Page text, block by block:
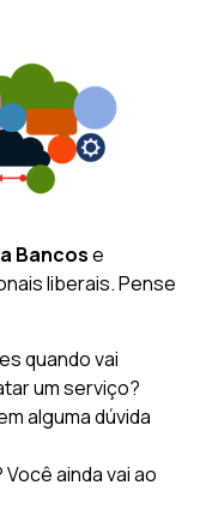
Bancose
liberais. Pense
quando vai
um serviço?
alguma dúvida
ainda vai ao